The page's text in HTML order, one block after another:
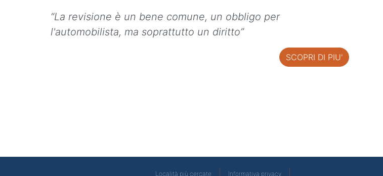
“La revisione è un bene comune, un obbligo per
l'automobilista, ma soprattutto un diritto”
SCOPRI DI PIU'
Località più cercate Informativa privacy